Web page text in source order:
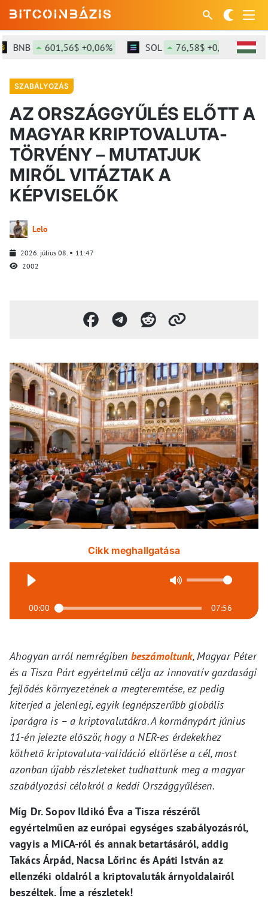
601,56$ +0,06% SOL 76,58$ +0,8% XRP
SZABÁLYOZÁS
AZ ORSZÁGGYŰLÉS ELŐTT A
MAGYAR KRIPTOVALUTA-
TÖRVÉNY – MUTATJUK
MIRŐL VITÁZTAK A
KÉPVISELŐK
Lelo
2026. július 08.
11:47
2002
Cikk meghallgatása
00:00 07:56
Ahogyan arról nemrégiben beszámoltunk, Magyar Péter
és a Tisza Párt egyértelmű célja az innovatív gazdasági
fejlődés környezetének a megteremtése, ez pedig
kiterjed a jelenlegi, egyik legnépszerűbb globális
iparágra is – a kriptovalutákra. A kormánypárt június
11-én jelezte először, hogy a NER-es érdekekhez
köthető kriptovaluta-validáció eltörlése a cél, most
azonban újabb részleteket tudhattunk meg a magyar
szabályozási célokról a keddi Országgyűlésen.
Míg Dr. Sopov Ildikó Éva a Tisza részéről
egyértelműen az európai egységes szabályozásról,
vagyis a MiCA-ról és annak betartásáról, addig
Takács Árpád, Nacsa Lőrinc és Apáti István az
ellenzéki oldalról a kriptovaluták árnyoldalairól
beszéltek. Íme a részletek!